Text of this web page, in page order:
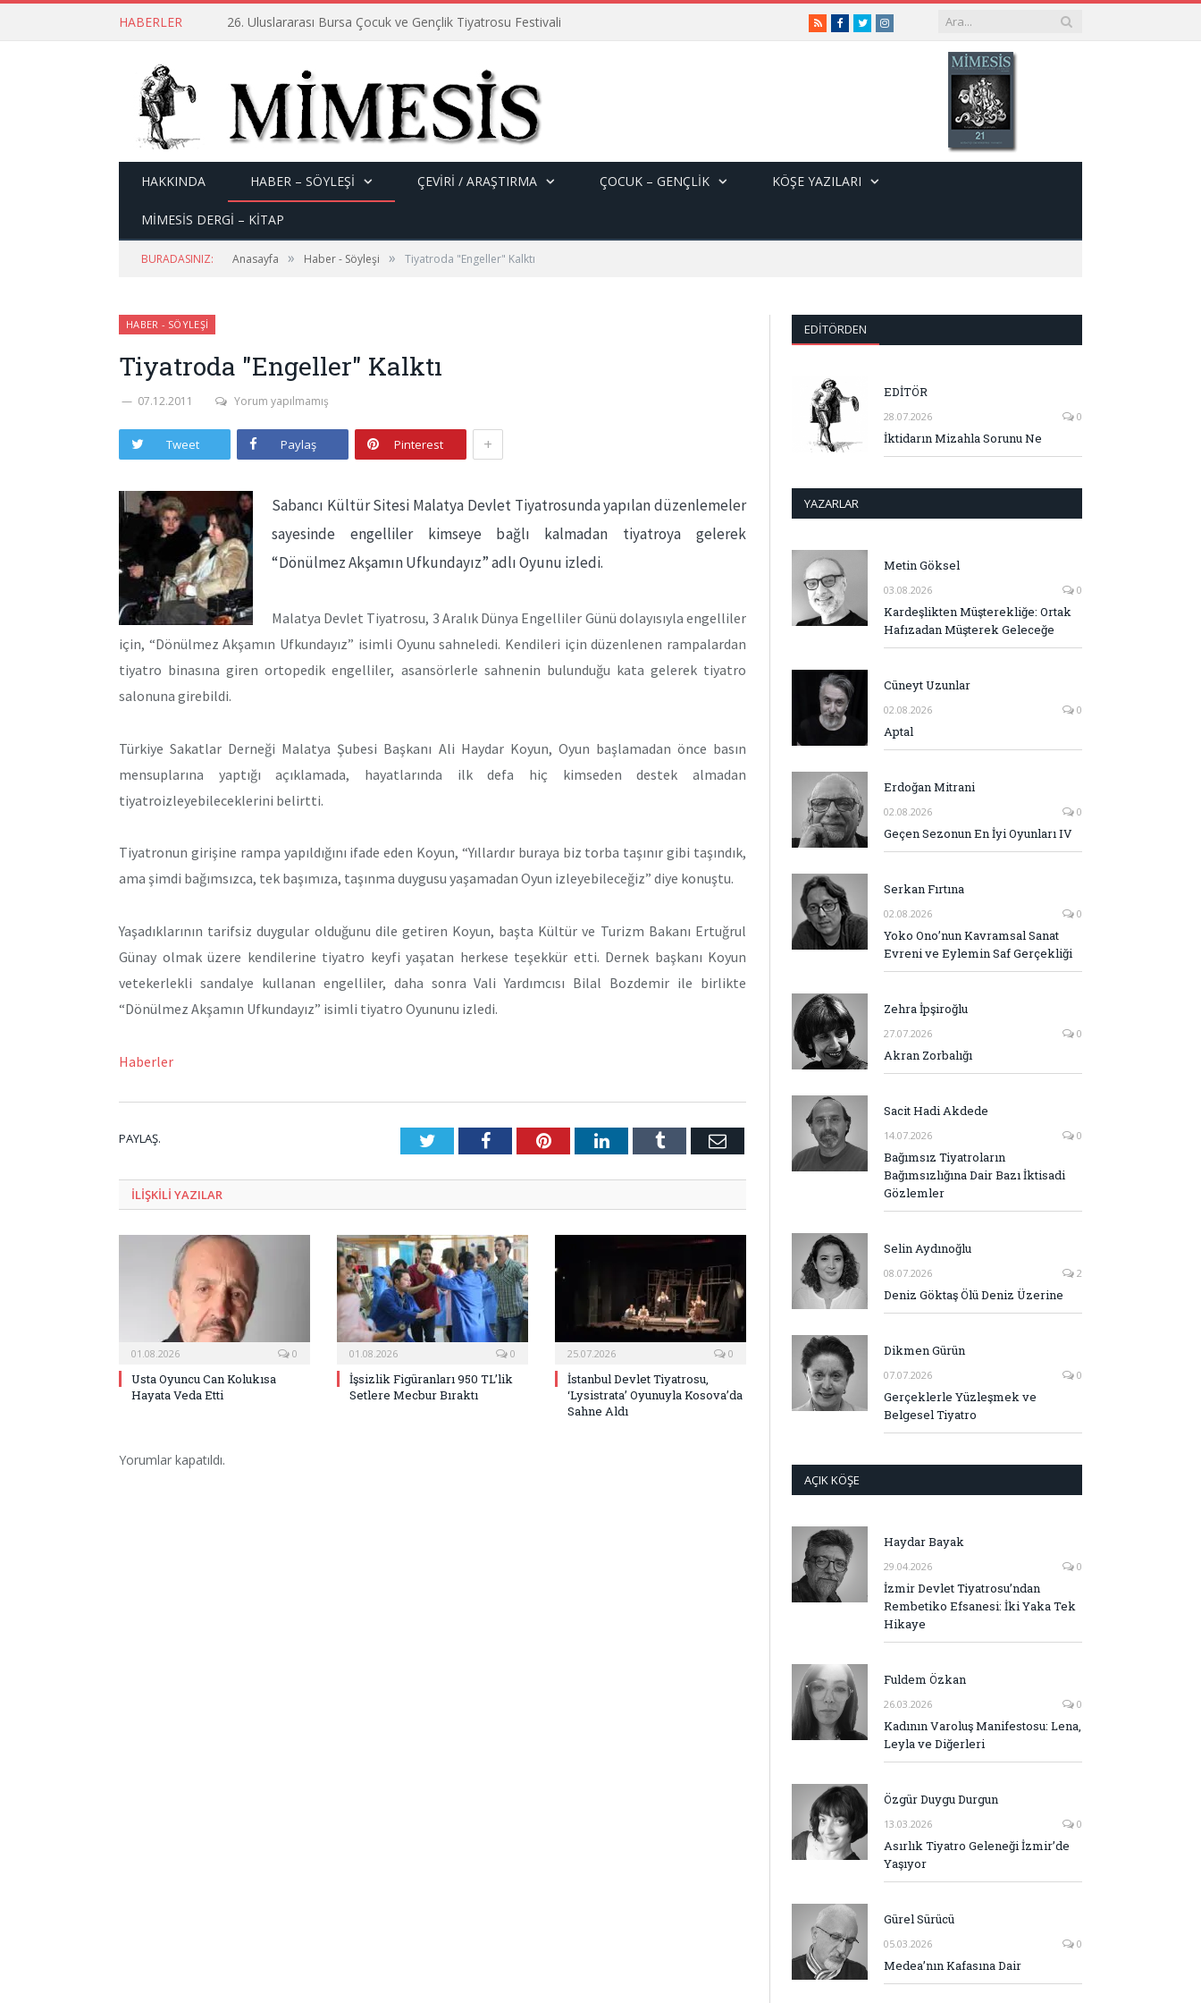
HABERLER 26. Uluslararası Bursa Çocuk ve Gençlik Tiyatrosu Festivali RSSFacebook
TwitterInstagram
HAKKINDA HABER – SÖYLEŞI ÇEVİRİ / ARAŞTIRMA ÇOCUK – GENÇLIK KÖŞE YAZILARI
MİMESİS DERGİ – KİTAP
BURADASINIZ: Anasayfa » Haber - Söyleşi » Tiyatroda "Engeller" Kalktı
HABER - SÖYLEŞI
Tiyatroda "Engeller" Kalktı
07.12.2011 Yorum yapılmamış
Tweet Paylaş Pinterest +
Sabancı Kültür Sitesi Malatya Devlet Tiyatrosunda yapılan düzenlemeler
sayesinde engelliler kimseye bağlı kalmadan tiyatroya gelerek
“Dönülmez Akşamın Ufkundayız” adlı Oyunu izledi.
Malatya Devlet Tiyatrosu, 3 Aralık Dünya Engelliler Günü dolayısıyla engelliler
için, “Dönülmez Akşamın Ufkundayız” isimli Oyunu sahneledi. Kendileri için düzenlenen rampalardan
tiyatro binasına giren ortopedik engelliler, asansörlerle sahnenin bulunduğu kata gelerek tiyatro
salonuna girebildi.
Türkiye Sakatlar Derneği Malatya Şubesi Başkanı Ali Haydar Koyun, Oyun başlamadan önce basın
mensuplarına yaptığı açıklamada, hayatlarında ilk defa hiç kimseden destek almadan
tiyatroizleyebileceklerini belirtti.
Tiyatronun girişine rampa yapıldığını ifade eden Koyun, “Yıllardır buraya biz torba taşınır gibi taşındık,
ama şimdi bağımsızca, tek başımıza, taşınma duygusu yaşamadan Oyun izleyebileceğiz” diye konuştu.
Yaşadıklarının tarifsiz duygular olduğunu dile getiren Koyun, başta Kültür ve Turizm Bakanı Ertuğrul
Günay olmak üzere kendilerine tiyatro keyfi yaşatan herkese teşekkür etti. Dernek başkanı Koyun
vetekerlekli sandalye kullanan engelliler, daha sonra Vali Yardımcısı Bilal Bozdemir ile birlikte
“Dönülmez Akşamın Ufkundayız” isimli tiyatro Oyununu izledi.
Haberler
PAYLAŞ. TwitterFacebookPinterestLinkedInTumblr E-
ILIŞKILI YAZILAR
01.08.2026 0
Usta Oyuncu Can Kolukısa
Hayata Veda Etti
01.08.2026 0
İşsizlik Figüranları 950 TL’lik
Setlere Mecbur Bıraktı
25.07.2026 0
İstanbul Devlet Tiyatrosu,
‘Lysistrata’ Oyunuyla Kosova’da
Sahne Aldı
Yorumlar kapatıldı.
EDITÖRDEN
EDİTÖR
28.07.2026 0
İktidarın Mizahla Sorunu Ne
YAZARLAR
Metin Göksel
03.08.2026 0
Kardeşlikten Müşterekliğe: Ortak
Hafızadan Müşterek Geleceğe
Cüneyt Uzunlar
02.08.2026 0
Aptal
Erdoğan Mitrani
02.08.2026 0
Geçen Sezonun En İyi Oyunları IV
Serkan Fırtına
02.08.2026 0
Yoko Ono’nun Kavramsal Sanat
Evreni ve Eylemin Saf Gerçekliği
Zehra İpşiroğlu
27.07.2026 0
Akran Zorbalığı
Sacit Hadi Akdede
14.07.2026 0
Bağımsız Tiyatroların
Bağımsızlığına Dair Bazı İktisadi
Gözlemler
Selin Aydınoğlu
08.07.2026 2
Deniz Göktaş Ölü Deniz Üzerine
Dikmen Gürün
07.07.2026 0
Gerçeklerle Yüzleşmek ve
Belgesel Tiyatro
AÇIK KÖŞE
Haydar Bayak
29.04.2026 0
İzmir Devlet Tiyatrosu’ndan
Rembetiko Efsanesi: İki Yaka Tek
Hikaye
Fuldem Özkan
26.03.2026 0
Kadının Varoluş Manifestosu: Lena,
Leyla ve Diğerleri
Özgür Duygu Durgun
13.03.2026 0
Asırlık Tiyatro Geleneği İzmir’de
Yaşıyor
Gürel Sürücü
05.03.2026 0
Medea’nın Kafasına Dair